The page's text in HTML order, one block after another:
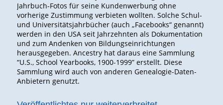
Jahrbuch-Fotos für seine Kundenwerbung ohne
vorherige Zustimmung verbieten wollten. Solche Schul-
und Universitätsjahrbücher (auch „Facebooks“ genannt)
werden in den USA seit Jahrzehnten als Dokumentation
und zum Andenken von Bildungseinrichtungen
herausgegeben. Ancestry hat daraus eine Sammlung
“U.S., School Yearbooks, 1900-1999” erstellt. Diese
Sammlung wird auch von anderen Genealogie-Daten-
Anbietern genutzt.